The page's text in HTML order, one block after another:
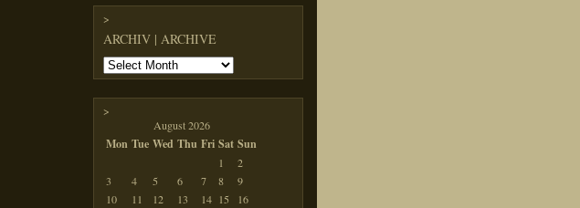
>
ARCHIV | ARCHIVE
>
August 2026
Mon Tue Wed Thu Fri Sat Sun
1
2
3
4 5 6 7 8
9
10
11 12 13 14 15
16